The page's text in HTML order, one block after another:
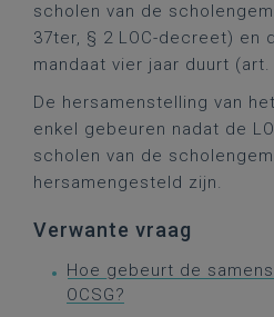
scholen van de
37ter, § 2 LOC-decreet) en
mandaat vier jaar duurt
De hersamenstelling van
enkel gebeuren nadat de
scholen van de
hersamengesteld zijn.
Verwante vraag
Hoe gebeurt de
OCSG?